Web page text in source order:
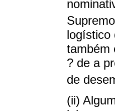
logístico
também
? de a
de
(ii)